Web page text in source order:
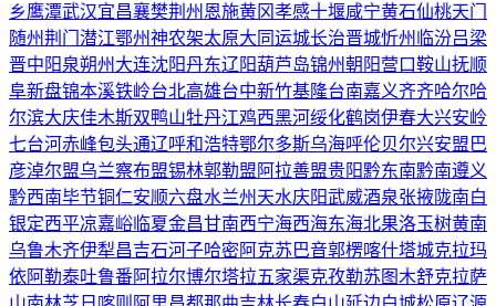
乡鹰潭武汉宜昌襄樊荆州 恩施黄冈孝感十堰咸宁黄石仙桃天门
随州荆门 潜江鄂州神农架太原大同运城长治晋城忻州 临汾吕梁
晋中 阳泉朔州 大连沈阳丹东辽阳葫芦岛锦州朝阳营口鞍山抚顺
阜新盘锦本溪铁岭台北高雄台中新竹基隆台南嘉义齐齐哈尔哈
尔滨大庆佳木斯双鸭山牡丹江鸡西黑河绥化鹤岗伊春大兴安岭
七台河赤峰包头通辽呼和浩特鄂尔多斯乌海呼伦贝尔兴安盟 巴
彦淖尔盟乌兰察布盟锡林郭勒盟 阿拉善盟贵阳黔东南黔南遵义
黔西南毕节铜仁安顺六盘水兰州 天水庆阳武威酒泉张掖陇南白
银定西平凉嘉峪 临夏金昌甘南西宁海西海东海北果洛玉树黄南
乌鲁木齐伊犁昌吉石河子哈密 阿克苏 巴音郭楞喀什塔城克拉玛
依阿勒泰吐鲁番阿拉尔博尔塔拉五家渠克孜勒苏 图木舒克拉萨